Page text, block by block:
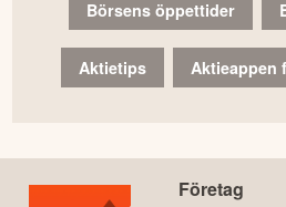
Börsens öppettider
Aktietips Aktieappen
Företag